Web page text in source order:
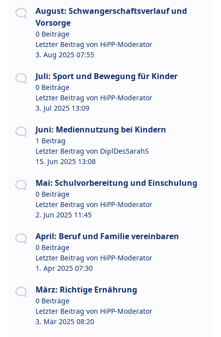
August: Schwangerschaftsverlauf und
Vorsorge
0 Beiträge
Letzter Beitrag von HiPP-Moderator
3. Aug 2025 07:55
Juli: Sport und Bewegung für Kinder
0 Beiträge
Letzter Beitrag von HiPP-Moderator
3. Jul 2025 13:09
Juni: Mediennutzung bei Kindern
1 Beitrag
Letzter Beitrag von DiplDesSarahS
15. Jun 2025 13:08
Mai: Schulvorbereitung und Einschulung
0 Beiträge
Letzter Beitrag von HiPP-Moderator
2. Jun 2025 11:45
April: Beruf und Familie vereinbaren
0 Beiträge
Letzter Beitrag von HiPP-Moderator
1. Apr 2025 07:30
März: Richtige Ernährung
0 Beiträge
Letzter Beitrag von HiPP-Moderator
3. Mär 2025 08:20